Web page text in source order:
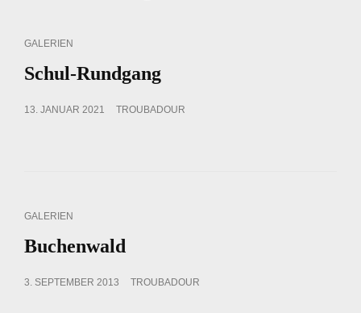
CAT
LINKS
GALERIEN
Schul-Rundgang
POSTED
13. JANUAR 2021 TROUBADOUR
CAT
GALERIEN
Buchenwald
POSTED
3. SEPTEMBER 2013 TROUBADOUR